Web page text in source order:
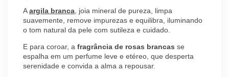
Aargila branca , joia mineral de pureza, limpa
suavemente, remove impurezas e equilibra, iluminando
o tom natural da pele com sutileza e cuidado.
E para coroar, a fragrância de rosas brancas se
espalha em um perfume leve e etéreo, que desperta
serenidade e convida a alma a repousar.